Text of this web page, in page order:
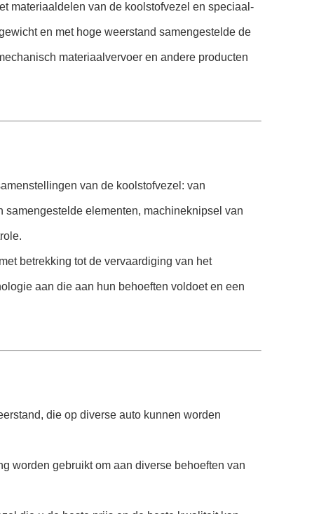
materiaaldelen van de koolstofvezel en speciaal-
en met hoge weerstand samengestelde de
materiaalvervoer en andere producten
van de koolstofvezel: van
elementen, machineknipsel van
betrekking tot de vervaardiging van het
aan die aan hun behoeften voldoet en een
die op diverse auto kunnen worden
worden gebruikt om aan diverse behoeften van